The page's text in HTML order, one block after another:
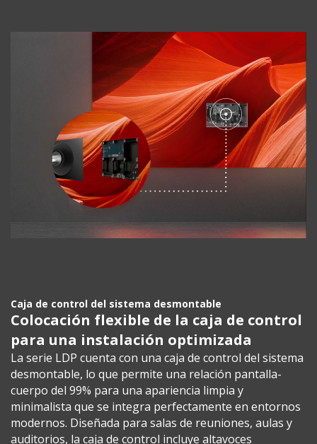
Caja de control del sistema desmontable
Colocación flexible de la caja de control
para una instalación optimizada
La serie LDP cuenta con una caja de control del sistema
desmontable, lo que permite una relación pantalla-
cuerpo del 99% para una apariencia limpia y
minimalista que se integra perfectamente en entornos
modernos. Diseñada para salas de reuniones, aulas y
auditorios, la caja de control incluye altavoces